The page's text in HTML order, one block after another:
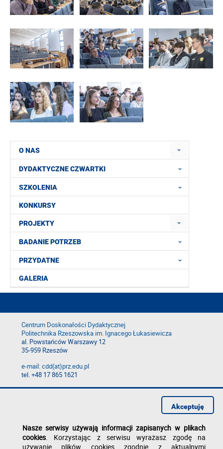
O NAS
DYDAKTYCZNE CZWARTKI
SZKOLENIA
KONKURSY
PROJEKTY
BADANIE POTRZEB
PRZYDATNE
GALERIA
Centrum Doskonałości Dydaktycznej
Politechnika Rzeszowska im. Ignacego Łukasiewicza
al. Powstańców Warszawy 12
35-959 Rzeszów
e-mail: cdd(at)prz.edu.pl
tel. +48 17 865 1621
Deklaracja dostępności
Nasze serwisy używają informacji zapisanych w plikach
cookies. Korzystając z serwisu wyrażasz zgodę na
używanie plików cookies zgodnie z aktualnymi
Akceptuję